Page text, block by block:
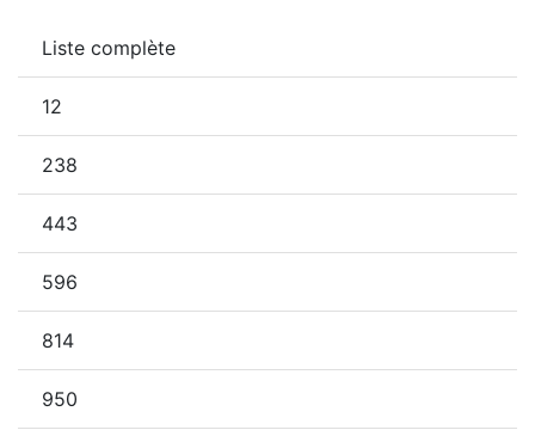
Liste complète
12
238
443
596
814
950